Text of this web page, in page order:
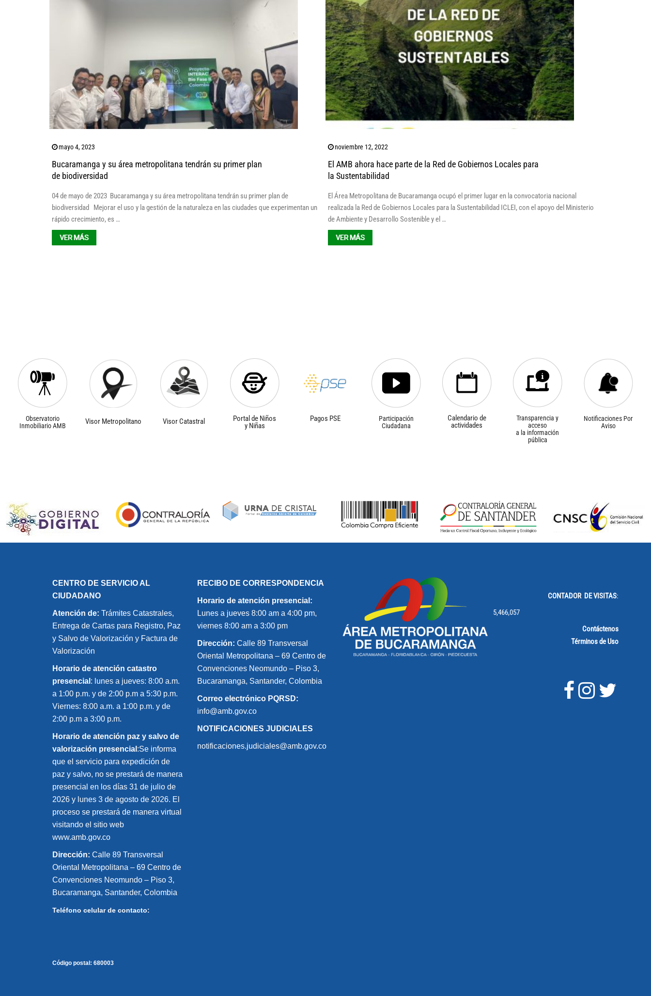
mayo 4, 2023
Bucaramanga y su área metropolitana tendrán su primer plan
de biodiversidad
04 de mayo de 2023 Bucaramanga y su área metropolitana tendrán su primer plan de
biodiversidad Mejorar el uso y la gestión de la naturaleza en las ciudades que experimentan un
rápido crecimiento, es …
VER MÁS
noviembre 12, 2022
El AMB ahora hace parte de la Red de Gobiernos Locales para
la Sustentabilidad
El Área Metropolitana de Bucaramanga ocupó el primer lugar en la convocatoria nacional
realizada la Red de Gobiernos Locales para la Sustentabilidad ICLEI, con el apoyo del Ministerio
de Ambiente y Desarrollo Sostenible y el …
VER MÁS
Observatorio
Inmobiliario AMB
Visor Metropolitano Visor Catastral
Portal de Niños
y Niñas
Pagos PSE
Participación
Ciudadana
Calendario de
actividades
Transparencia y
acceso
a la información
pública
Notificaciones Por
Aviso
CENTRO DE SERVICIO AL
CIUDADANO
Atención de: Trámites Catastrales,
Entrega de Cartas para Registro, Paz
y Salvo de Valorización y Factura de
Valorización
Horario de atención catastro
presencial : lunes a jueves: 8:00 a.m.
a 1:00 p.m. y de 2:00 p.m a 5:30 p.m.
Viernes: 8:00 a.m. a 1:00 p.m. y de
2:00 p.m a 3:00 p.m.
Horario de atención paz y salvo de
valorización presencial :Se informa
que el servicio para expedición de
paz y salvo, no se prestará de manera
presencial en los días 31 de julio de
2026 y lunes 3 de agosto de 2026. El
proceso se prestará de manera virtual
visitando el sitio web
www.amb.gov.co
Dirección: Calle 89 Transversal
Oriental Metropolitana – 69 Centro de
Convenciones Neomundo – Piso 3,
Bucaramanga, Santander, Colombia
Teléfono celular de contacto:
Código postal: 680003
RECIBO DE CORRESPONDENCIA
Horario de atención presencial:
Lunes a jueves 8:00 am a 4:00 pm,
viernes 8:00 am a 3:00 pm
Dirección: Calle 89 Transversal
Oriental Metropolitana – 69 Centro de
Convenciones Neomundo – Piso 3,
Bucaramanga, Santander, Colombia
Correo electrónico PQRSD:
info@amb.gov.co
NOTIFICACIONES JUDICIALES
notificaciones.judiciales@amb.gov.co
CONTADOR DE VISITAS:
5,466,057
Contáctenos
Términos de Uso